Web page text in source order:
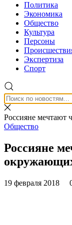
Политика
Экономика
Общество
Культура
Персоны
Экспертиза
Спорт
Россияне мечтают
Общество
Россияне
19 февраля 2018